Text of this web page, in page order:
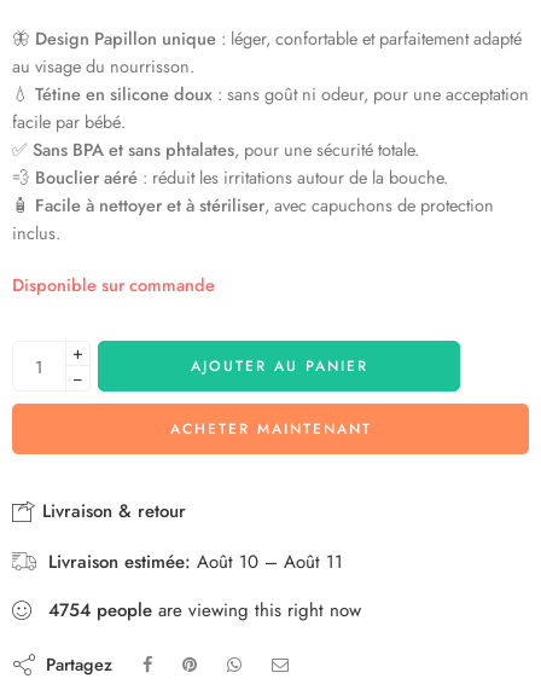
🦋 Design Papillon unique : léger, confortable et parfaitement adapté
au visage du nourrisson.
💧 Tétine en silicone doux : sans goût ni odeur, pour une acceptation
facile par bébé.
✅Sans BPA et sans phtalates, pour une sécurité totale.
💨 Bouclier aéré : réduit les irritations autour de la bouche.
🧴 Facile à nettoyer et à stériliser, avec capuchons de protection
inclus.
Disponible sur commande
+
−
AJOUTER AU PANIER
ACHETER MAINTENANT
Livraison & retour
Livraison estimée: Août 10 – Août 11
4754 people are viewing this right now
Partagez